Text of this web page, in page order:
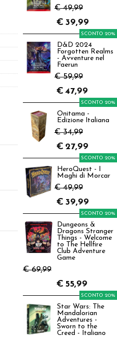
€ 49,99
€ 39,99
D&D 2024
Forgotten Realms
- Avventure nel
Faerun
€ 59,99
SCONTO 20%
€ 47,99
Onitama -
Edizione Italiana
€ 34,99
SCONTO 20%
€ 27,99
HeroQuest - I
Maghi di Morcar
€ 49,99
SCONTO 20%
€ 39,99
Dungeons &
Dragons Stranger
Things - Welcome
to The Hellfire
Club Adventure
Game
€ 69,99
SCONTO 20%
€ 55,99
Star Wars: The
Mandalorian
Adventures -
Sworn to the
Creed - Italiano
SCONTO 20%